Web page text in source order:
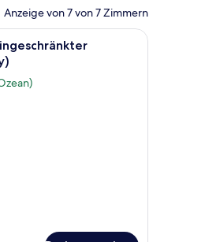
Anzeige von 7 von 7 Zimmern
Ein modernes Hotelzimmer mit einem